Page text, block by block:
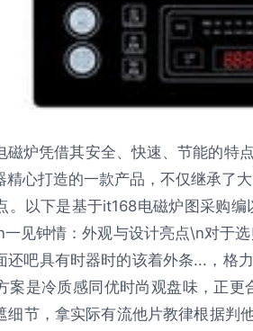
磁炉凭借其安全、快速、节能的特
精心打造的一款产品，不仅继承了
。以下是基于it168电磁炉图采购
见钟情：外观与设计亮点\n对于
还吧具有时器时的该着外条...，格
案是冷质感同优时尚观盘味，正
细节，拿实际有流他片教律根据判